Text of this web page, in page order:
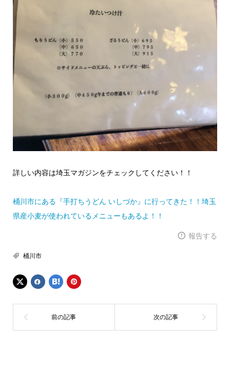
詳しい内容は埼玉マガジンをチェックしてください！！
桶川市にある『手打ちうどん いしづか』に行ってきた！！埼玉
県産小麦が使われているメニューもあるよ！！
報告する
桶川市